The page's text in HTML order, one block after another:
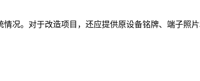
况。对于改造项目，还应提供原设备铭牌、端子照